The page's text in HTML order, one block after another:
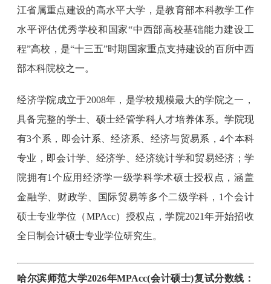
江省属重点建设的高水平大学，是教育部本科教学工作
水平评估优秀学校和国家“中西部高校基础能力建设工
程”高校，是“十三五”时期国家重点支持建设的百所中西
部本科院校之一。
经济学院成立于2008年，是学校规模最大的学院之一，
具备完整的学士、硕士经管学科人才培养体系。学院现
有3个系，即会计系、经济系、经济与贸易系，4个本科
专业，即会计学、经济学、经济统计学和贸易经济；学
院拥有1个应用经济学一级学科学术硕士授权点，涵盖
金融学、财政学、国际贸易等多个二级学科，1个会计
硕士专业学位（MPAcc）授权点，学院2021年开始招收
全日制会计硕士专业学位研究生。
哈尔滨师范大学2026年MPAcc(会计硕士)复试分数线：